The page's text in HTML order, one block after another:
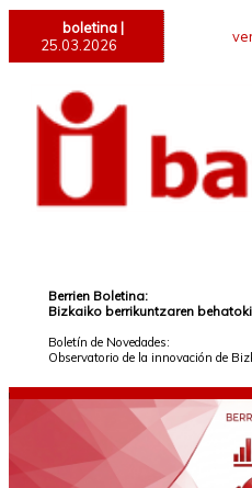
boletina |
25.03.2026
Berrien Boletina:
Bizkaiko berrikuntzaren
Boletín de Novedades:
Observatorio de la innovación de